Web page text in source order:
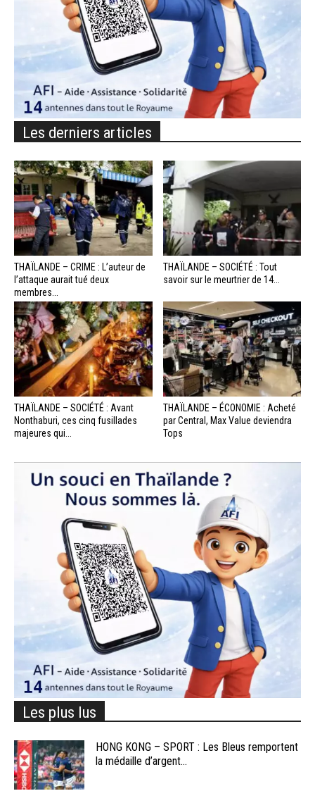
Les derniers articles
THAÏLANDE – CRIME : L’auteur de
l’attaque aurait tué deux
membres...
THAÏLANDE – SOCIÉTÉ : Tout
savoir sur le meurtrier de 14...
THAÏLANDE – SOCIÉTÉ : Avant
Nonthaburi, ces cinq fusillades
majeures qui...
THAÏLANDE – ÉCONOMIE : Acheté
par Central, Max Value deviendra
Tops
Les plus lus
HONG KONG – SPORT : Les Bleus remportent
la médaille d’argent...